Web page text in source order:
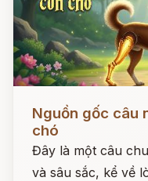
Đọc ngay
Nguồn gốc câu
chó
Đây là một câu
và sâu sắc, kể về